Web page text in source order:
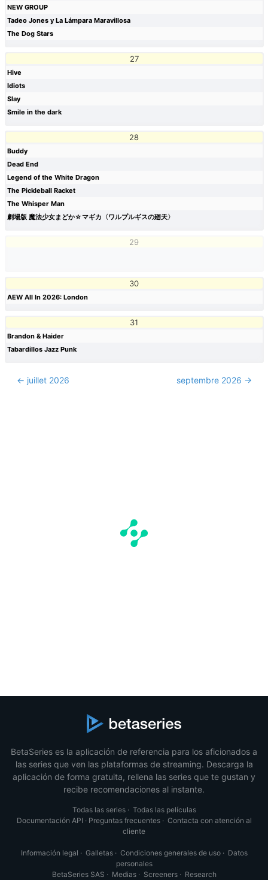
NEW GROUP
Tadeo Jones y La Lámpara Maravillosa
The Dog Stars
27
Hive
Idiots
Slay
Smile in the dark
28
Buddy
Dead End
Legend of the White Dragon
The Pickleball Racket
The Whisper Man
劇場版 魔法少女まどか☆マギカ〈ワルプルギスの廻天〉
29
30
AEW All In 2026: London
31
Brandon & Haider
Tabardillos Jazz Punk
← juillet 2026 septembre 2026 →
BetaSeries es la aplicación de referencia para los aficionados a
las series que ven las plataformas de streaming. Descarga la
aplicación de forma gratuita, rellena las series que te gustan y
recibe recomendaciones al instante.
Todas las series· Todas las películas
Documentación API · Preguntas frecuentes· Contacta con atención al
cliente
Información legal · Galletas· Condiciones generales de uso· Datos
personales
BetaSeries SAS · Medias· Screeners· Research